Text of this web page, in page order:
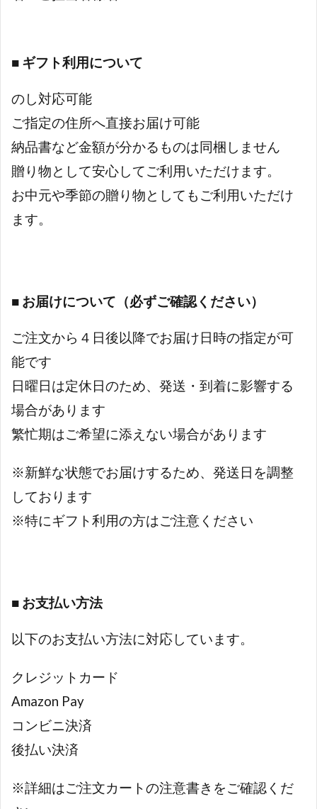
■ ギフト利用について
のし対応可能
ご指定の住所へ直接お届け可能
納品書など金額が分かるものは同梱しません
贈り物として安心してご利用いただけます。
お中元や季節の贈り物としてもご利用いただけ
ます。
■ お届けについて（必ずご確認ください）
ご注文から４日後以降でお届け日時の指定が可
能です
日曜日は定休日のため、発送・到着に影響する
場合があります
繁忙期はご希望に添えない場合があります
※新鮮な状態でお届けするため、発送日を調整
しております
※特にギフト利用の方はご注意ください
■ お支払い方法
以下のお支払い方法に対応しています。
クレジットカード
Amazon Pay
コンビニ決済
後払い決済
※詳細はご注文カートの注意書きをご確認くだ